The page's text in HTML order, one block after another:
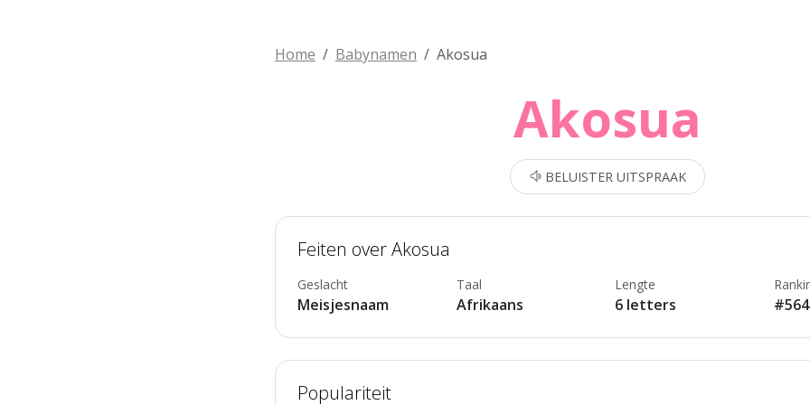
Home Babynamen Akosua
Akosua
BELUISTER UITSPRAAK
Feiten over Akosua
Geslacht
Meisjesnaam
Taal
Afrikaans
Lengte
6 letters
Populariteit